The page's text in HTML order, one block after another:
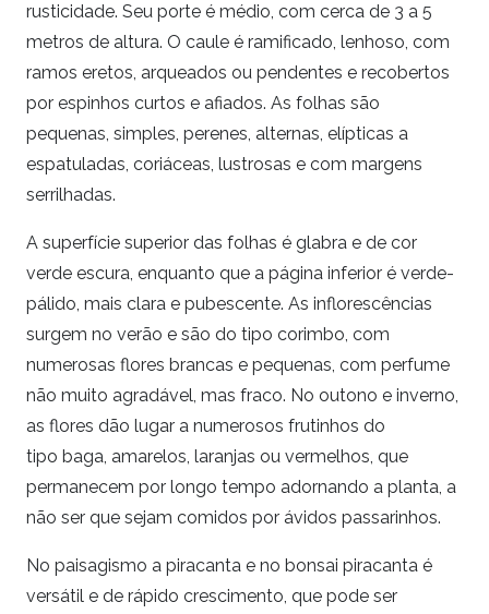
rusticidade. Seu porte é médio, com cerca de 3 a 5
metros de altura. O caule é ramificado, lenhoso, com
ramos eretos, arqueados ou pendentes e recobertos
por espinhos curtos e afiados. As folhas são
pequenas, simples, perenes, alternas, elípticas a
espatuladas, coriáceas, lustrosas e com margens
serrilhadas.
A superfície superior das folhas é glabra e de cor
verde escura, enquanto que a página inferior é verde-
pálido, mais clara e pubescente. As inflorescências
surgem no verão e são do tipo corimbo, com
numerosas flores brancas e pequenas, com perfume
não muito agradável, mas fraco. No outono e inverno,
as flores dão lugar a numerosos frutinhos do
tipo baga, amarelos, laranjas ou vermelhos, que
permanecem por longo tempo adornando a planta, a
não ser que sejam comidos por ávidos passarinhos.
No paisagismo a piracanta e no bonsai piracanta é
versátil e de rápido crescimento, que pode ser